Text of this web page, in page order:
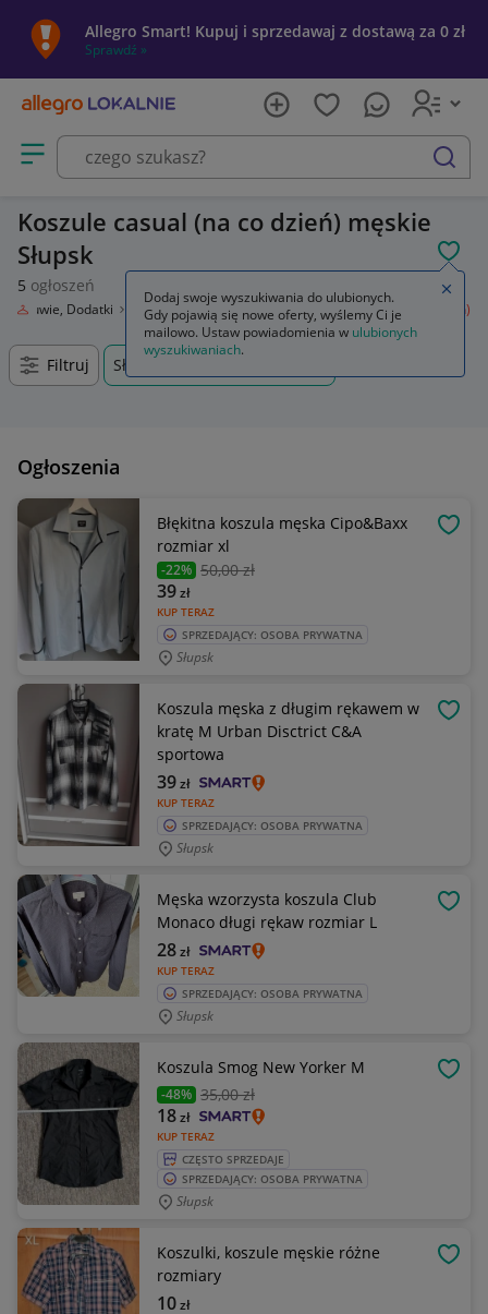
Allegro Smart! Kupuj i sprzedawaj z dostawą za 0 zł
Sprawdź »
Otwórz menu z kategoriami
szukaj
Koszule casual (na co dzień) męskie
Słupsk
5 ogłoszeń
Obuwie, Dodatki Odzież męska Koszule Koszule casual (na co dzień)
Filtruj Słupsk, Pomorskie, +0 km
Ogłoszenia
Błękitna koszula męska Cipo&Baxx
rozmiar xl
-22% 50,00 zł
KUP TERAZ
39zł
SPRZEDAJĄCY: OSOBA PRYWATNA
Słupsk
Koszula męska z długim rękawem w
kratę M Urban Disctrict C&A
sportowa
KUP TERAZ
39zł
SPRZEDAJĄCY: OSOBA PRYWATNA
Słupsk
Męska wzorzysta koszula Club
Monaco długi rękaw rozmiar L
KUP TERAZ
28zł
SPRZEDAJĄCY: OSOBA PRYWATNA
Słupsk
Koszula Smog New Yorker M
-48% 35,00 zł
KUP TERAZ
18zł
CZĘSTO SPRZEDAJE
SPRZEDAJĄCY: OSOBA PRYWATNA
Słupsk
Koszulki, koszule męskie różne
rozmiary
10zł
Dodaj swoje wyszukiwania do ulubionych.
Gdy pojawią się nowe oferty, wyślemy Ci je
mailowo. Ustaw powiadomienia w ulubionych
wyszukiwaniach.